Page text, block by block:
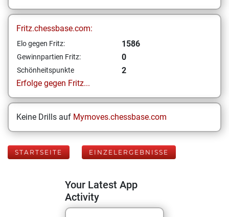
Fritz.chessbase.com:
Elo gegen Fritz: 1586
Gewinnpartien Fritz: 0
Schönheitspunkte
2
Erfolge gegen Fritz...
Keine Drills auf Mymoves.chessbase.com
STARTSEITE EINZELERGEBNISSE
Your Latest App
Activity